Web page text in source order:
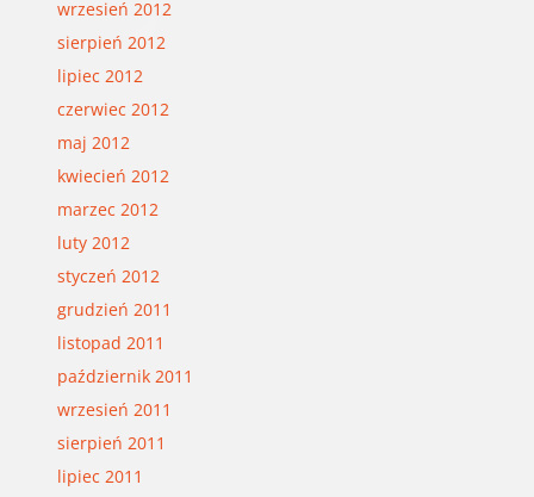
wrzesień 2012
sierpień 2012
lipiec 2012
czerwiec 2012
maj 2012
kwiecień 2012
marzec 2012
luty 2012
styczeń 2012
grudzień 2011
listopad 2011
październik 2011
wrzesień 2011
sierpień 2011
lipiec 2011